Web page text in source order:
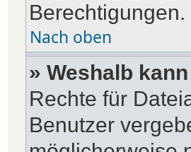
Berechtigungen.
Nach oben
» Weshalb
Rechte für
Benutzer